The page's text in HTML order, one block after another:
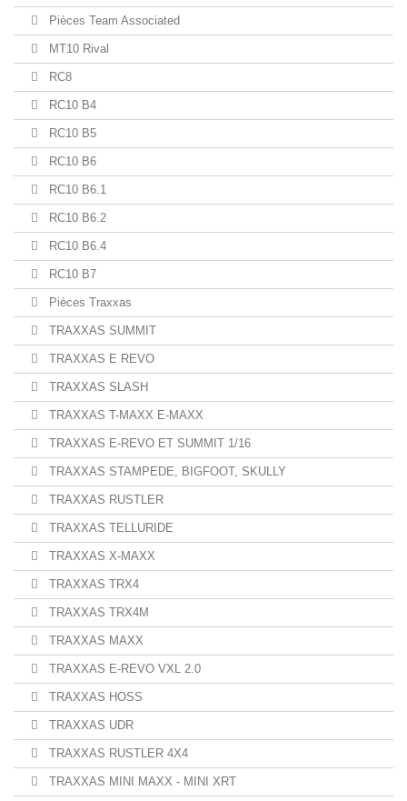
Pièces Team Associated
MT10 Rival
RC8
RC10 B4
RC10 B5
RC10 B6
RC10 B6.1
RC10 B6.2
RC10 B6.4
RC10 B7
Pièces Traxxas
TRAXXAS SUMMIT
TRAXXAS E REVO
TRAXXAS SLASH
TRAXXAS T-MAXX E-MAXX
TRAXXAS E-REVO ET SUMMIT 1/16
TRAXXAS STAMPEDE, BIGFOOT, SKULLY
TRAXXAS RUSTLER
TRAXXAS TELLURIDE
TRAXXAS X-MAXX
TRAXXAS TRX4
TRAXXAS TRX4M
TRAXXAS MAXX
TRAXXAS E-REVO VXL 2.0
TRAXXAS HOSS
TRAXXAS UDR
TRAXXAS RUSTLER 4X4
TRAXXAS MINI MAXX - MINI XRT